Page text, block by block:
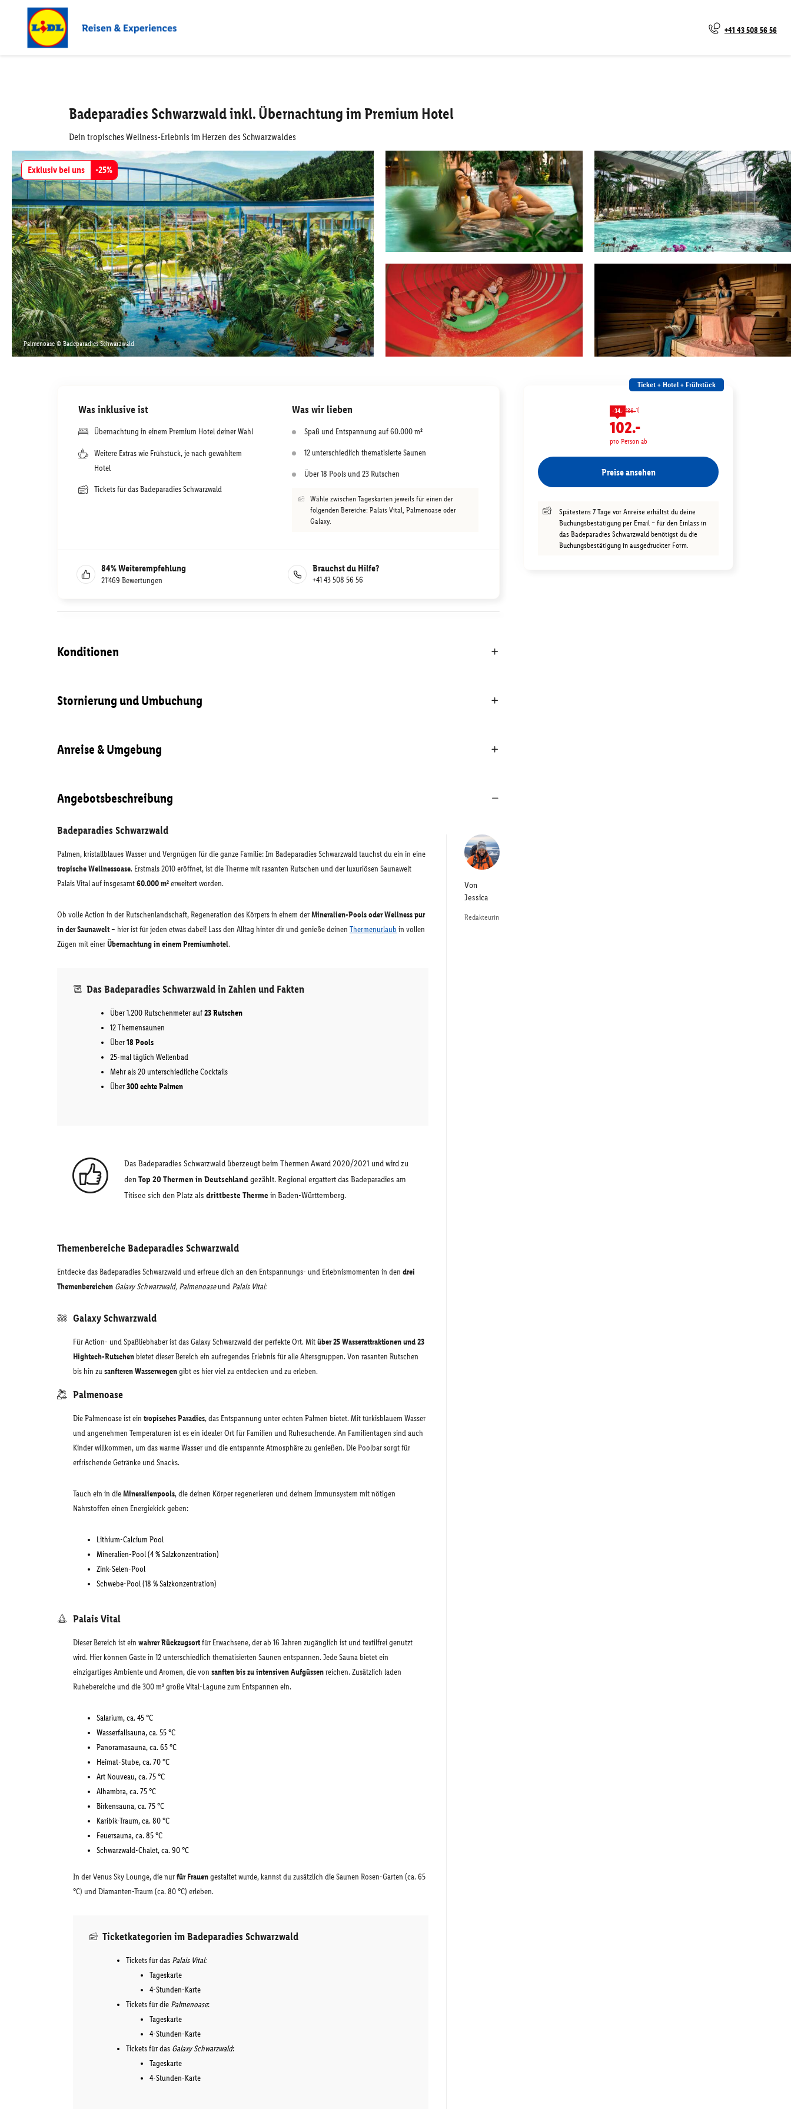
+41 43 508 56 56
Badeparadies Schwarzwald inkl. Übernachtung im Premium Hotel
Dein tropisches Wellness-Erlebnis im Herzen des Schwarzwaldes
Exklusiv bei uns -25%
Palmenoase © Badeparadies Schwarzwald
Ticket + Hotel + Frühstück
-34.- 136.-1)
102.-
pro Person ab
Preise ansehen
Spätestens 7 Tage vor Anreise erhältst du deine
Buchungsbestätigung per Email – für den Einlass in
das Badeparadies Schwarzwald benötigst du die
Buchungsbestätigung in ausgedruckter Form.
Was inklusive ist
Übernachtung in einem Premium Hotel deiner Wahl
Weitere Extras wie Frühstück, je nach gewähltem
Hotel
Tickets für das Badeparadies Schwarzwald
Was wir lieben
Spaß und Entspannung auf 60.000 m²
12 unterschiedlich thematisierte Saunen
Über 18 Pools und 23 Rutschen
Wähle zwischen Tageskarten jeweils für einen der
folgenden Bereiche: Palais Vital, Palmenoase oder
Galaxy.
84%Weiterempfehlung
21’469 Bewertungen
Brauchst du Hilfe?
+41 43 508 56 56
Konditionen
Stornierung und Umbuchung
Anreise & Umgebung
Angebotsbeschreibung
Badeparadies Schwarzwald
Palmen, kristallblaues Wasser und Vergnügen für die ganze Familie: Im Badeparadies Schwarzwald tauchst du ein in eine
tropische Wellnessoase. Erstmals 2010 eröffnet, ist die Therme mit rasanten Rutschen und der luxuriösen Saunawelt
Palais Vital auf insgesamt60.000 m²erweitert worden.
Ob volle Action in der Rutschenlandschaft, Regeneration des Körpers in einem derMineralien-Pools oder Wellness pur
in der Saunawelt– hier ist für jeden etwas dabei! Lass den Alltag hinter dir und genieße deinen Thermenurlaub in vollen
Zügen mit einer Übernachtung in einem Premiumhotel.
Das Badeparadies Schwarzwald in Zahlen und Fakten
Über 1.200 Rutschenmeter auf23 Rutschen
12 Themensaunen
Über18 Pools
25-mal täglich Wellenbad
Mehr als 20 unterschiedliche Cocktails
Über300 echte Palmen
Das Badeparadies Schwarzwald überzeugt beim Thermen Award 2020/2021 und wird zu
denTop 20 Thermen in Deutschlandgezählt. Regional ergattert das Badeparadies am
Titisee sich den Platz als drittbeste Therme in Baden-Württemberg.
Themenbereiche Badeparadies Schwarzwald
Entdecke das Badeparadies Schwarzwald und erfreue dich an den Entspannungs- und Erlebnismomenten in den drei
Themenbereichen Galaxy Schwarzwald, Palmenoaseund Palais Vital:
Galaxy Schwarzwald
Für Action- und Spaßliebhaber ist das Galaxy Schwarzwald der perfekte Ort. Mitüber 25 Wasserattraktionen und 23
Hightech-Rutschen bietet dieser Bereich ein aufregendes Erlebnis für alle Altersgruppen. Von rasanten Rutschen
bis hin zusanfteren Wasserwegengibt es hier viel zu entdecken und zu erleben.
Palmenoase
Die Palmenoase ist ein tropisches Paradies, das Entspannung unter echten Palmen bietet. Mit türkisblauem Wasser
und angenehmen Temperaturen ist es ein idealer Ort für Familien und Ruhesuchende. An Familientagen sind auch
Kinder willkommen, um das warme Wasser und die entspannte Atmosphäre zu genießen. Die Poolbar sorgt für
erfrischende Getränke und Snacks.
Tauch ein in dieMineralienpools, die deinen Körper regenerieren und deinem Immunsystem mit nötigen
Nährstoffen einen Energiekick geben:
Lithium-Calcium Pool
Mineralien-Pool (4 % Salzkonzentration)
Zink-Selen-Pool
Schwebe-Pool (18 % Salzkonzentration)
Palais Vital
Dieser Bereich ist ein wahrer Rückzugsortfür Erwachsene, der ab 16 Jahren zugänglich ist und textilfrei genutzt
wird. Hier können Gäste in 12 unterschiedlich thematisierten Saunen entspannen. Jede Sauna bietet ein
einzigartiges Ambiente und Aromen, die von sanften bis zu intensiven Aufgüssenreichen. Zusätzlich laden
Ruhebereiche und die 300 m² große Vital-Lagune zum Entspannen ein.
Salarium, ca. 45 °C
Wasserfallsauna, ca. 55 °C
Panoramasauna, ca. 65 °C
Heimat-Stube, ca. 70 °C
Art Nouveau, ca. 75 °C
Alhambra, ca. 75 °C
Birkensauna, ca. 75 °C
Karibik-Traum, ca. 80 °C
Feuersauna, ca. 85 °C
Schwarzwald-Chalet, ca. 90 °C
In der Venus Sky Lounge, die nurfür Frauengestaltet wurde, kannst du zusätzlich die Saunen Rosen-Garten (ca. 65
°C) und Diamanten-Traum (ca. 80 °C) erleben.
Ticketkategorien im Badeparadies Schwarzwald
Tickets für das Palais Vital:
Tageskarte
4-Stunden-Karte
Tickets für die Palmenoase:
Tageskarte
4-Stunden-Karte
Tickets für das Galaxy Schwarzwald:
Tageskarte
4-Stunden-Karte
Von
Jessica
Redakteurin